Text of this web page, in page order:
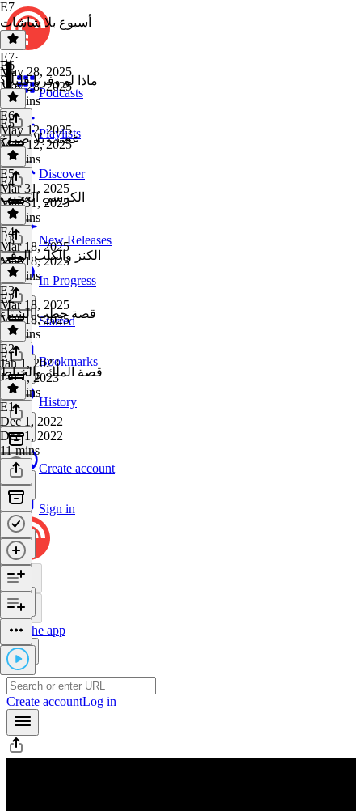
Podcasts
Playlists
Discover
New Releases
In Progress
Starred
Bookmarks
History
Create account
Sign in
Get the app
Create accountLog in
E7
أسبوع بلا شاشات
E7·
May 28, 2025
May 28, 2025
18 mins
E6
ماذا لو وفرنا قليلًا؟
E6·
May 12, 2025
May 12, 2025
19 mins
E5
غضب بلا صراخ
E5·
Mar 31, 2025
Mar 31, 2025
19 mins
E4
الكرسي العجيب
E4·
Mar 18, 2025
Mar 18, 2025
16 mins
E3
الكنز والكلب الوفي
E3·
Mar 18, 2025
Mar 18, 2025
14 mins
E2
قصة حطب الشتاء
E2·
Jan 1, 2023
Jan 1, 2023
17 mins
E1
قصة الملك والخياط
E1·
Dec 1, 2022
Dec 1, 2022
11 mins